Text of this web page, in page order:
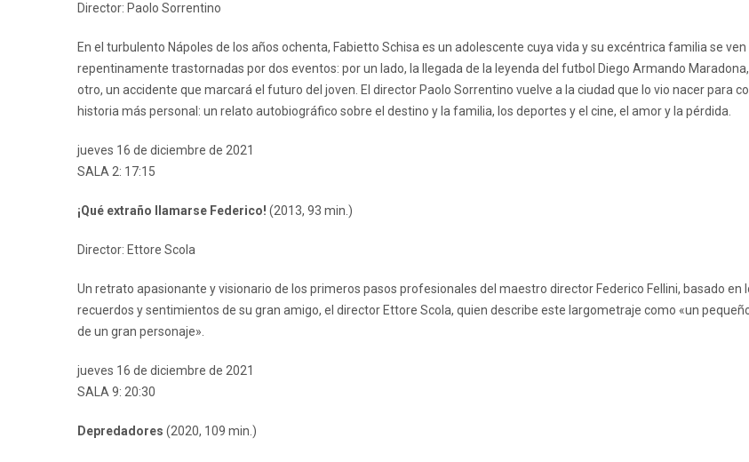
Director: Paolo Sorrentino
En el turbulento Nápoles de los años ochenta, Fabietto Schisa es un adolescente cuya vida y su excéntrica familia se ven
repentinamente trastornadas por dos eventos: por un lado, la llegada de la leyenda del futbol Diego Armando Maradona,
otro, un accidente que marcará el futuro del joven. El director Paolo Sorrentino vuelve a la ciudad que lo vio nacer para
historia más personal: un relato autobiográfico sobre el destino y la familia, los deportes y el cine, el amor y la pérdida.
jueves 16 de diciembre de 2021
SALA 2: 17:15
¡Qué extraño llamarse Federico! (2013, 93 min.)
Director: Ettore Scola
Un retrato apasionante y visionario de los primeros pasos profesionales del maestro director Federico Fellini, basado en
recuerdos y sentimientos de su gran amigo, el director Ettore Scola, quien describe este largometraje como «un
de un gran personaje».
jueves 16 de diciembre de 2021
SALA 9: 20:30
Depredadores (2020, 109 min.)